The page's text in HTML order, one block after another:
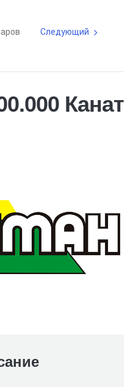
Следующий
Канат